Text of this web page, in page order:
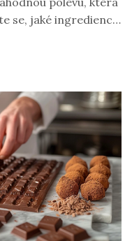
se, jaké ingredience
podle svého